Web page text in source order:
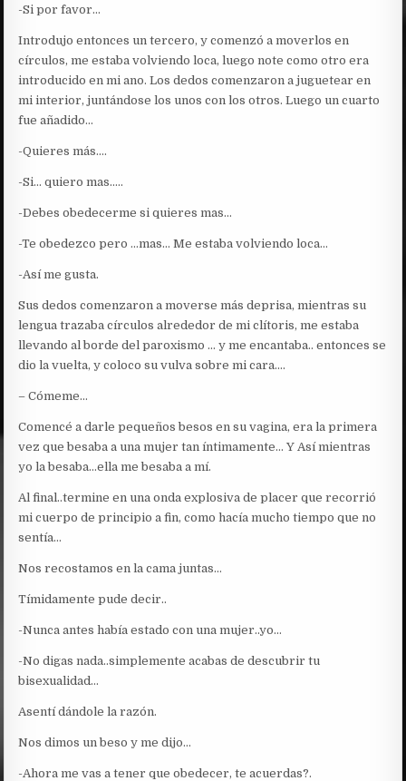
-Si por favor…
Introdujo entonces un tercero, y comenzó a moverlos en
círculos, me estaba volviendo loca, luego note como otro era
introducido en mi ano. Los dedos comenzaron a juguetear en
mi interior, juntándose los unos con los otros. Luego un cuarto
fue añadido…
-Quieres más….
-Si… quiero mas…..
-Debes obedecerme si quieres mas…
-Te obedezco pero …mas… Me estaba volviendo loca…
-Así me gusta.
Sus dedos comenzaron a moverse más deprisa, mientras su
lengua trazaba círculos alrededor de mi clítoris, me estaba
llevando al borde del paroxismo … y me encantaba.. entonces se
dio la vuelta, y coloco su vulva sobre mi cara….
– Cómeme…
Comencé a darle pequeños besos en su vagina, era la primera
vez que besaba a una mujer tan íntimamente… Y Así mientras
yo la besaba…ella me besaba a mí.
Al final..termine en una onda explosiva de placer que recorrió
mi cuerpo de principio a fin, como hacía mucho tiempo que no
sentía…
Nos recostamos en la cama juntas…
Tímidamente pude decir..
-Nunca antes había estado con una mujer..yo…
-No digas nada..simplemente acabas de descubrir tu
bisexualidad…
Asentí dándole la razón.
Nos dimos un beso y me dijo…
-Ahora me vas a tener que obedecer, te acuerdas?.